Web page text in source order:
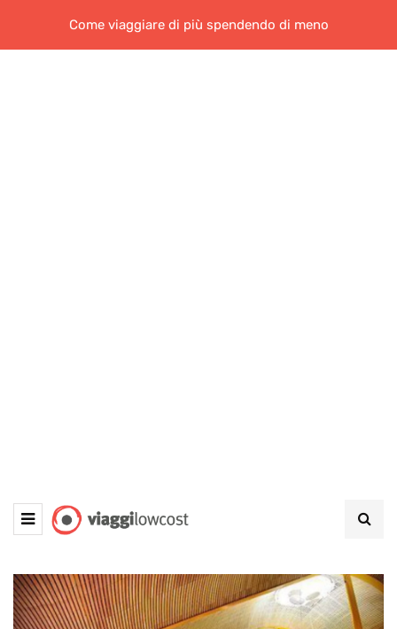
Come viaggiare di più spendendo di meno